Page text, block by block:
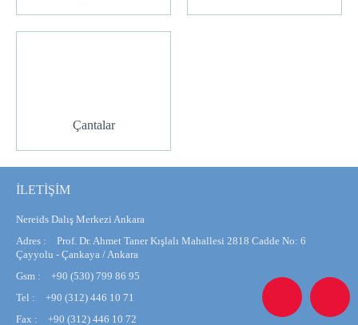
Çantalar
İLETİŞİM
Nereids Dalış Merkezi Ankara
Adres :
Prof. Dr. Ahmet Taner Kışlalı Mahallesi 2818 Cadde No: 6
Çayyolu - Çankaya / Ankara
Gsm :
+90 (530) 799 86 95
Tel :
+90 (312) 446 10 71
Fax :
+90 (312) 446 10 72